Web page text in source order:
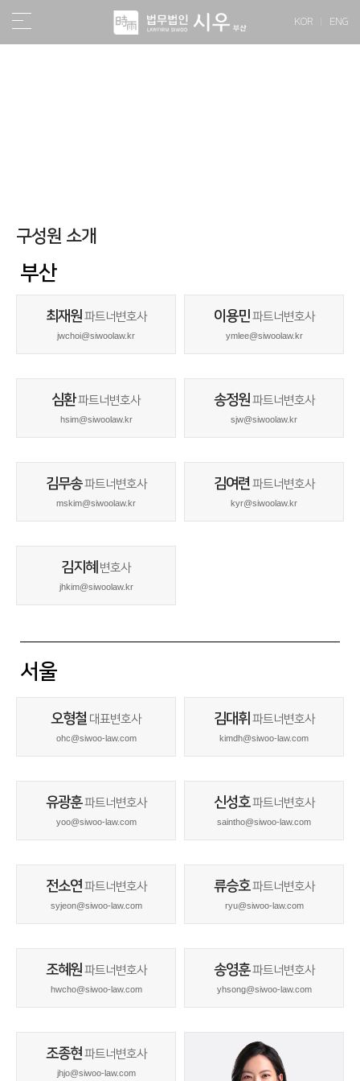
KOR ENG
구성원 소개
부산
최재원파트너변호사
jwchoi@siwoolaw.kr
이용민파트너변호사
ymlee@siwoolaw.kr
심환파트너변호사
hsim@siwoolaw.kr
송정원파트너변호사
sjw@siwoolaw.kr
김무송파트너변호사
mskim@siwoolaw.kr
김여련 파트너변호사
kyr@siwoolaw.kr
김지혜 변호사
jhkim@siwoolaw.kr
서울
오형철 대표변호사
ohc@siwoo-law.com
김대휘 파트너변호사
kimdh@siwoo-law.com
유광훈파트너변호사
yoo@siwoo-law.com
신성호파트너변호사
saintho@siwoo-law.com
전소연파트너변호사
syjeon@siwoo-law.com
류승호파트너변호사
ryu@siwoo-law.com
조혜원파트너변호사
hwcho@siwoo-law.com
송영훈파트너변호사
yhsong@siwoo-law.com
조종현파트너변호사
jhjo@siwoo-law.com